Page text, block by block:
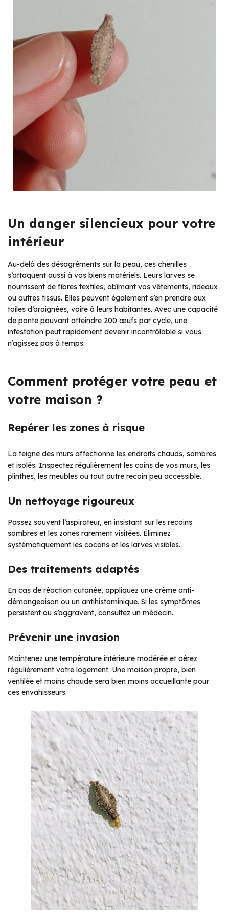
Un danger silencieux pour votre
intérieur
Au-delà des désagréments sur la peau, ces chenilles
s’attaquent aussi à vos biens matériels. Leurs larves se
nourrissent de fibres textiles, abîmant vos vêtements, rideaux
ou autres tissus. Elles peuvent également s’en prendre aux
toiles d’araignées, voire à leurs habitantes. Avec une capacité
de ponte pouvant atteindre 200 œufs par cycle, une
infestation peut rapidement devenir incontrôlable si vous
n’agissez pas à temps.
Comment protéger votre peau et
votre maison ?
Repérer les zones à risque
La teigne des murs affectionne les endroits chauds, sombres
et isolés. Inspectez régulièrement les coins de vos murs, les
plinthes, les meubles ou tout autre recoin peu accessible.
Un nettoyage rigoureux
Passez souvent l’aspirateur, en insistant sur les recoins
sombres et les zones rarement visitées. Éliminez
systématiquement les cocons et les larves visibles.
Des traitements adaptés
En cas de réaction cutanée, appliquez une crème anti-
démangeaison ou un antihistaminique. Si les symptômes
persistent ou s’aggravent, consultez un médecin.
Prévenir une invasion
Maintenez une température intérieure modérée et aérez
régulièrement votre logement. Une maison propre, bien
ventilée et moins chaude sera bien moins accueillante pour
ces envahisseurs.